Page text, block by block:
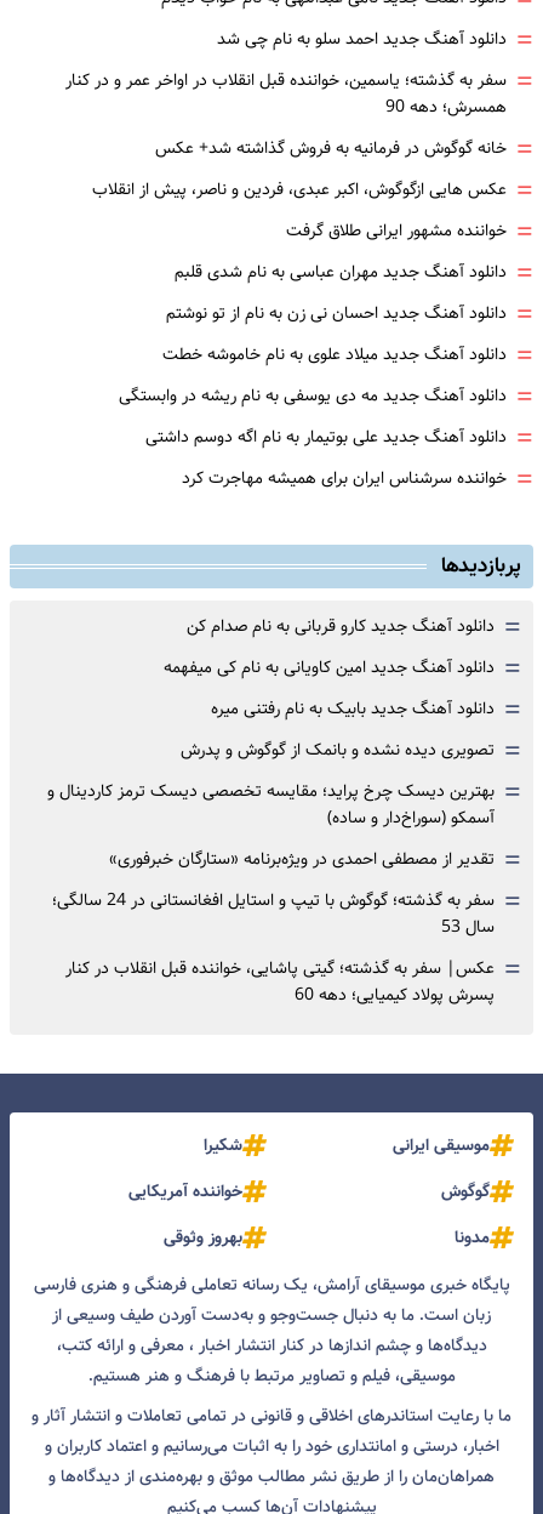
= دانلود آهنگ جدید احمد سلو به نام چی شد
= سفر به گذشته؛ یاسمین، خواننده قبل انقلاب در اواخر عمر و در کنار
همسرش؛ دهه 90
= خانه گوگوش در فرمانیه به فروش گذاشته شد+ عکس
= عکس هایی ازگوگوش، اکبر عبدی، فردین و ناصر، پیش از انقلاب
= خواننده مشهور ایرانی طلاق گرفت
= دانلود آهنگ جدید مهران عباسی به نام شدی قلبم
= دانلود آهنگ جدید احسان نی زن به نام از تو نوشتم
= دانلود آهنگ جدید میلاد علوی به نام خاموشه خطت
= دانلود آهنگ جدید مه دی یوسفی به نام ریشه در وابستگی
= دانلود آهنگ جدید علی بوتیمار به نام اگه دوسم داشتی
= خواننده سرشناس ایران برای همیشه مهاجرت کرد
پربازدیدها
= دانلود آهنگ جدید کارو قربانی به نام صدام کن
= دانلود آهنگ جدید امین کاویانی به نام کی میفهمه
= دانلود آهنگ جدید بابیک به نام رفتنی میره
= تصویری دیده نشده و بانمک از گوگوش و پدرش
= بهترین دیسک چرخ پراید؛ مقایسه تخصصی دیسک ترمز کاردینال و
آسمکو (سوراخ‌دار و ساده)
= تقدیر از مصطفی احمدی در ویژه‌برنامه «ستارگان خبرفوری»
=
سفر به گذشته؛ گوگوش با تیپ و استایل افغانستانی در 24 سالگی؛
سال 53
= عکس| سفر به گذشته؛ گیتی پاشایی، خواننده قبل انقلاب در کنار
پسرش پولاد کیمیایی؛ دهه 60
موسیقی ایرانی
شکیرا
گوگوش
خواننده آمریکایی
مدونا
بهروز وثوقی
پایگاه خبری موسیقای آرامش، یک رسانه تعاملی فرهنگی و هنری فارسی
زبان است. ما به دنبال جست‌و‌جو و به‌دست آوردن طیف وسیعی از
دیدگاه‌ها و چشم انداز‌ها در کنار انتشار اخبار ، معرفی و ارائه کتب،
موسیقی، فیلم و تصاویر مرتبط با فرهنگ و هنر هستیم.
ما با رعایت استاندرهای اخلاقی و قانونی در تمامی تعاملات و انتشار آثار و
اخبار، درستی و امانتداری خود را به اثبات می‌رسانیم و اعتماد کاربران و
همراهان‌مان را از طریق نشر مطالب موثق و بهره‌مندی از دیدگاه‌ها و
پیشنهادات آن‌ها کسب می‌کنیم